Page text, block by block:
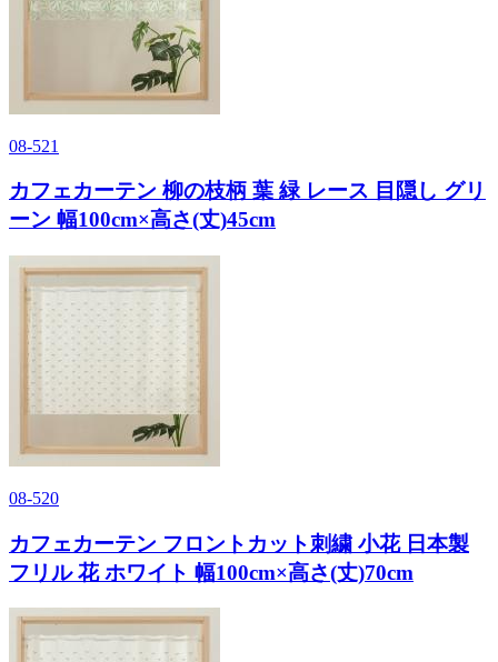
08-521
カフェカーテン 柳の枝柄 葉 緑 レース 目隠し グリ
ーン 幅100cm×高さ(丈)45cm
08-520
カフェカーテン フロントカット刺繍 小花 日本製
フリル 花 ホワイト 幅100cm×高さ(丈)70cm